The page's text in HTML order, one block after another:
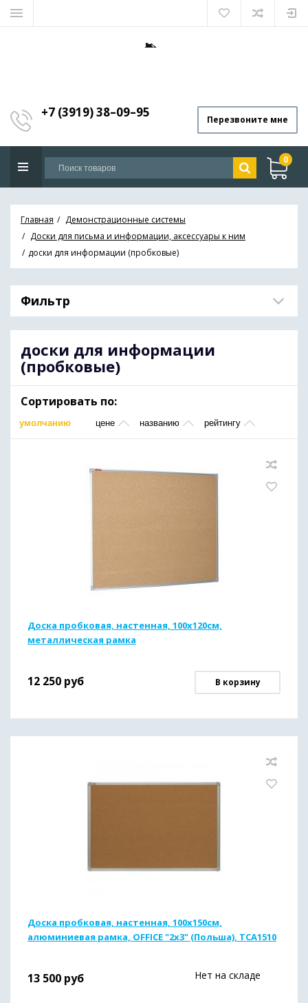
+7 (3919) 38–09–95 Перезвоните мне
0
Главная
Демонстрационные системы
Доски для письма и информации, аксессуары к ним
доски для информации (пробковые)
Фильтр
доски для информации
(пробковые)
Сортировать по:
умолчанию цене названию рейтингу
Доска пробковая, настенная, 100х120см,
металлическая рамка
12 250 руб В корзину
Доска пробковая, настенная, 100х150см,
алюминиевая рамка, OFFICE "2х3" (Польша), TCA1510
13 500 руб Нет на складе